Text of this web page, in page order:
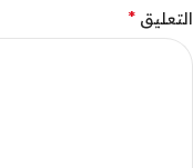
التعليق *